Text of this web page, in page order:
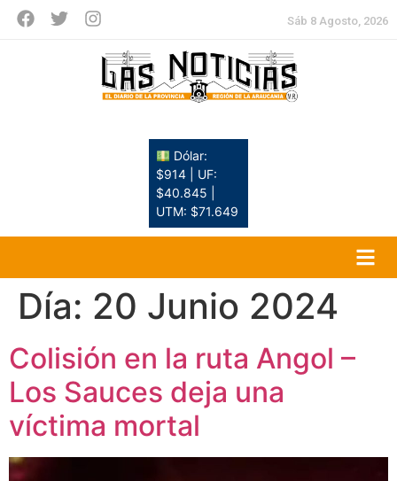
Sáb 8 Agosto, 2026
Dólar:
$914 | UF:
$40.845 |
UTM: $71.649
Día: 20 Junio 2024
Colisión en la ruta Angol –
Los Sauces deja una
víctima mortal